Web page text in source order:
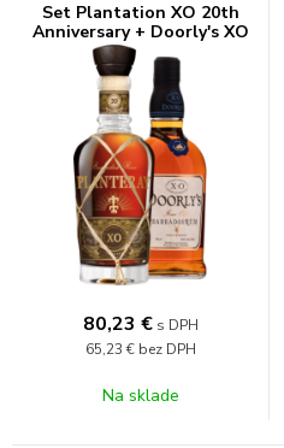
Set Plantation XO 20th
Anniversary + Doorly's XO
1,4l (set 1 x 0.7 l, 1 x 0.7 l)
80,23 € s DPH
65,23 € bez DPH
Na sklade